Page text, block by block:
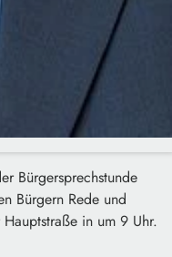
Bürgersprechstunde
Bürgern Rede und
in um 9 Uhr.